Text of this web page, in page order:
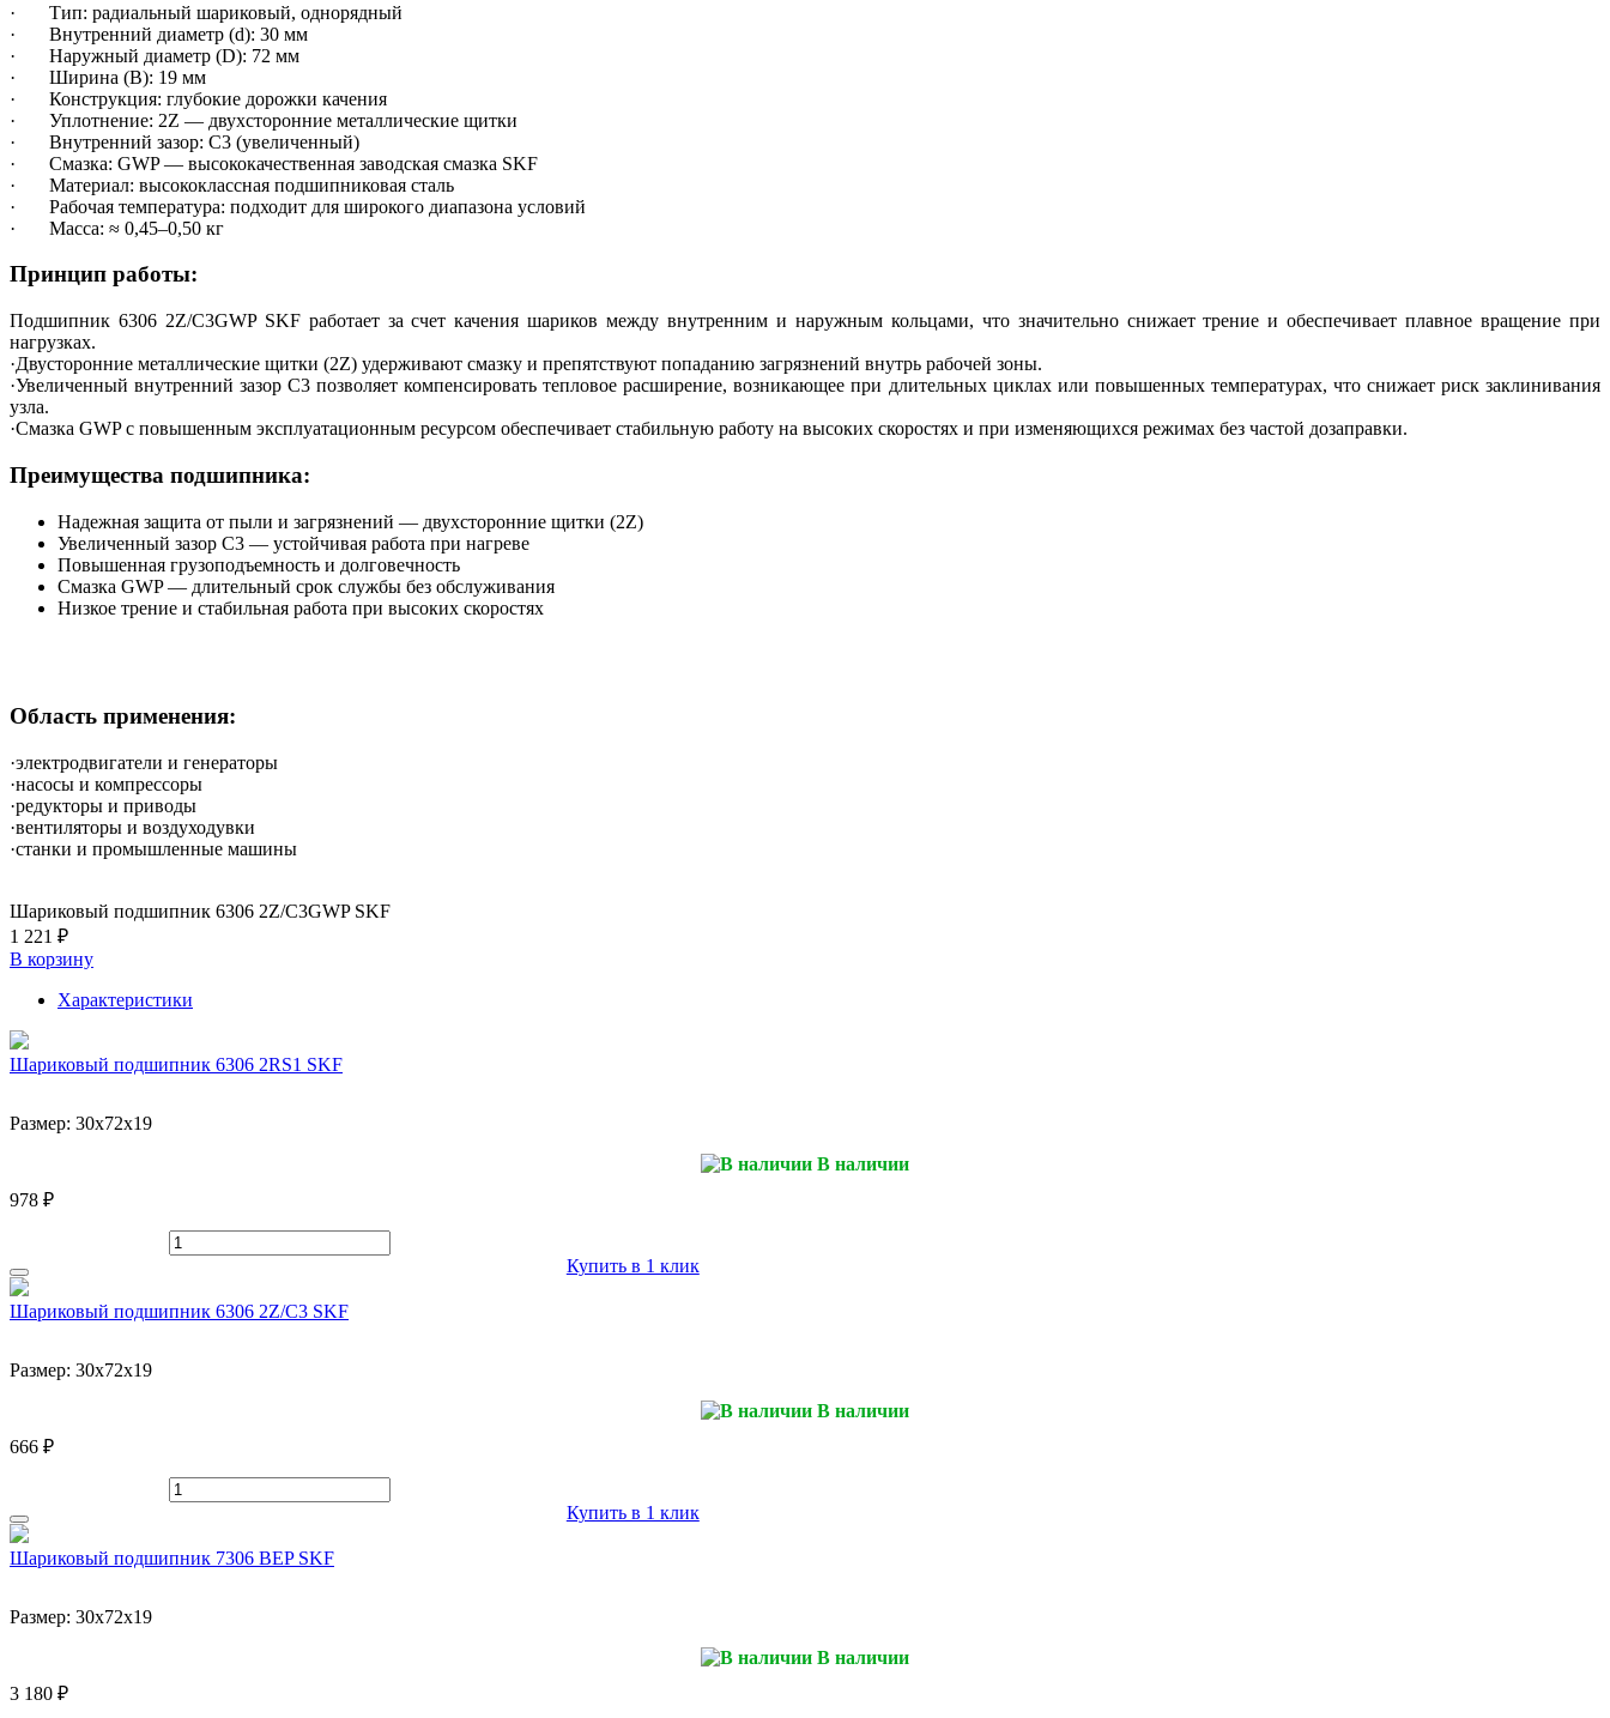
· Тип: радиальный шариковый, однорядный
· Внутренний диаметр (d): 30 мм
· Наружный диаметр (D): 72 мм
· Ширина (B): 19 мм
· Конструкция: глубокие дорожки качения
· Уплотнение: 2Z — двухсторонние металлические щитки
· Внутренний зазор: C3 (увеличенный)
· Смазка: GWP — высококачественная заводская смазка SKF
· Материал: высококлассная подшипниковая сталь
· Рабочая температура: подходит для широкого диапазона условий
· Масса: ≈ 0,45–0,50 кг
Принцип работы:
Подшипник 6306 2Z/C3GWP SKF работает за счет качения шариков между внутренним и наружным кольцами, что значительно снижает трение и обеспечивает плавное вращение при
нагрузках.
·Двусторонние металлические щитки (2Z) удерживают смазку и препятствуют попаданию загрязнений внутрь рабочей зоны.
·Увеличенный внутренний зазор C3 позволяет компенсировать тепловое расширение, возникающее при длительных циклах или повышенных температурах, что снижает риск заклинивания
узла.
·Смазка GWP с повышенным эксплуатационным ресурсом обеспечивает стабильную работу на высоких скоростях и при изменяющихся режимах без частой дозаправки.
Преимущества подшипника:
Надежная защита от пыли и загрязнений — двухсторонние щитки (2Z)
Увеличенный зазор C3 — устойчивая работа при нагреве
Повышенная грузоподъемность и долговечность
Смазка GWP — длительный срок службы без обслуживания
Низкое трение и стабильная работа при высоких скоростях
Область применения:
·электродвигатели и генераторы
·насосы и компрессоры
·редукторы и приводы
·вентиляторы и воздуходувки
·станки и промышленные машины
Шариковый подшипник 6306 2Z/C3GWP SKF
1 221 ₽
В корзину
Характеристики
Шариковый подшипник 6306 2RS1 SKF
Размер: 30x72x19
В наличии
978 ₽
Купить в 1 клик
Шариковый подшипник 6306 2Z/C3 SKF
Размер: 30x72x19
В наличии
666 ₽
Купить в 1 клик
Шариковый подшипник 7306 BEP SKF
Размер: 30x72x19
В наличии
3 180 ₽